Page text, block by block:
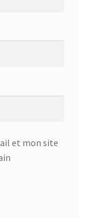
et mon site